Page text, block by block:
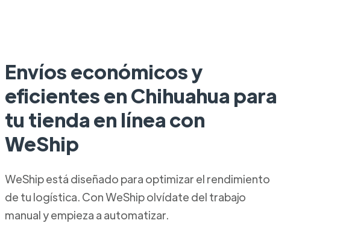
Envíos económicos y
eficientes en Chihuahua para
tu tienda en línea con
WeShip
WeShip está diseñado para optimizar el rendimiento
de tu logística. Con WeShip olvídate del trabajo
manual y empieza a automatizar.